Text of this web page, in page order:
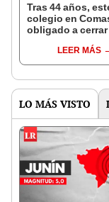
Tras 44 años,
colegio en
obligado a
dueños se
del país por
LEER MÁS
LO MÁS VISTO